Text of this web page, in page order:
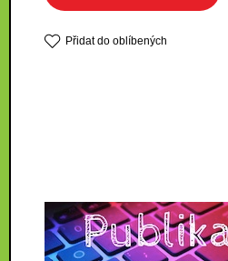
Přidat do oblíbených